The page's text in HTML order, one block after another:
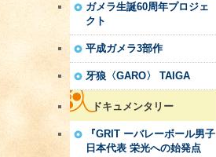
ガメラ生誕60周年プロジェ
クト
平成ガメラ3部作
牙狼〈GARO〉 TAIGA
ドキュメンタリー
『GRIT ーバレーボール男子
日本代表 栄光への始発点